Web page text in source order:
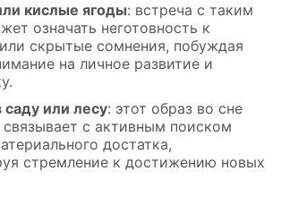
кислые ягоды: встреча с таким
означать неготовность к
скрытые сомнения, побуждая
на личное развитие и
саду или лесу: этот образ во сне
связывает с активным поиском
достатка,
стремление к достижению новых